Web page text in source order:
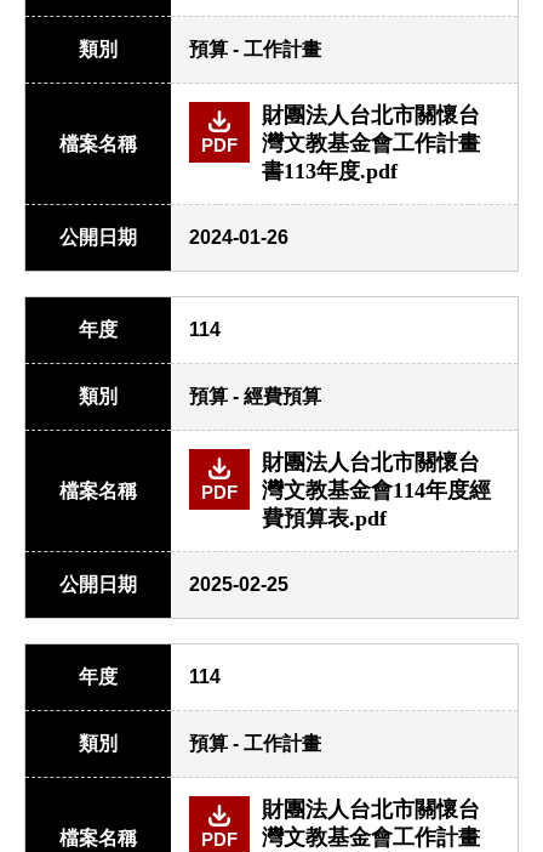
類別 預算 - 工作計畫
檔案名稱 PDF
財團法人台北市關懷台
灣文教基金會工作計畫
書113年度.pdf
公開日期 2024-01-26
年度 114
類別 預算 - 經費預算
檔案名稱 PDF
財團法人台北市關懷台
灣文教基金會114年度經
費預算表.pdf
公開日期 2025-02-25
年度 114
類別 預算 - 工作計畫
檔案名稱 PDF
財團法人台北市關懷台
灣文教基金會工作計畫